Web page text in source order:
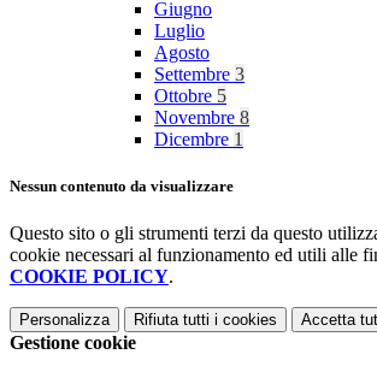
Giugno
Luglio
Agosto
Settembre 3
Ottobre 5
Novembre 8
Dicembre 1
Nessun contenuto da visualizzare
Questo sito o gli strumenti terzi da questo
cookie necessari al funzionamento ed utili alle
COOKIE POLICY.
Personalizza Rifiuta tutti i cookies Accetta
Gestione cookie